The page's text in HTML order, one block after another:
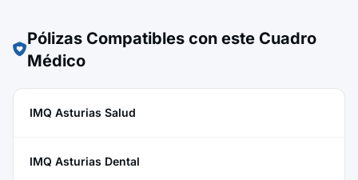
Pólizas Compatibles con este Cuadro
Médico
IMQ Asturias Salud
IMQ Asturias Dental